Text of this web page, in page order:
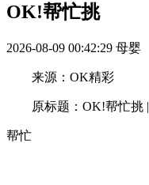
OK!帮忙挑
2026-08-09 00:42:29 母婴
来源：OK精彩
原标题：OK!帮忙挑 |
帮忙